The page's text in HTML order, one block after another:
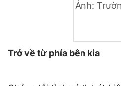
0906 645 777
Ảnh:
Trở về từ phía bên kia